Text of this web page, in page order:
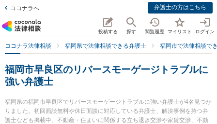
ココナラへ 弁護士の方はこちら
投稿する 探す 閲覧履歴 マイリスト ログイン
ココナラ法律相談 福岡県で法律相談できる弁護士 福岡市で法律相談で
福岡市早良区のリバースモーゲージトラブルに
強い弁護士
福岡県の福岡市早良区でリバースモーゲージトラブルに強い弁護士が4名見つか
りました。初回面談無料や休日面談に対応している弁護士、解決事例を持つ弁
護士なども掲載中。不動産・住まいに関係する立ち退き交渉や家賃交渉、不動